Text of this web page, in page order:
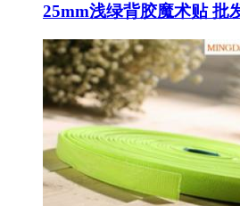
25mm浅绿背胶魔术贴 批